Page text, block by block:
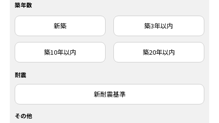
築年数
新築 築3年以内
築10年以内 築20年以内
耐震
新耐震基準
その他